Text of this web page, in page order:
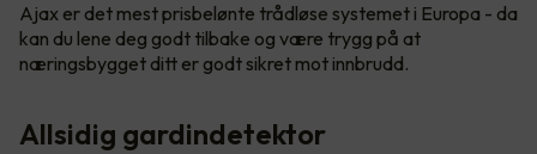
Ajax er det mest prisbelønte trådløse systemet i Europa - da
kan du lene deg godt tilbake og være trygg på at
næringsbygget ditt er godt sikret mot innbrudd.
Allsidig gardindetektor